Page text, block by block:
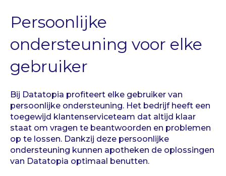
Persoonlijke
ondersteuning voor elke
gebruiker
Bij Datatopia profiteert elke gebruiker van
persoonlijke ondersteuning. Het bedrijf heeft een
toegewijd klantenserviceteam dat altijd klaar
staat om vragen te beantwoorden en problemen
op te lossen. Dankzij deze persoonlijke
ondersteuning kunnen apotheken de oplossingen
van Datatopia optimaal benutten.